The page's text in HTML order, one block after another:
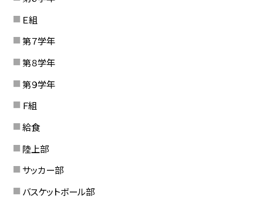
Ｅ組
第７学年
第８学年
第９学年
Ｆ組
給食
陸上部
サッカー部
バスケットボール部